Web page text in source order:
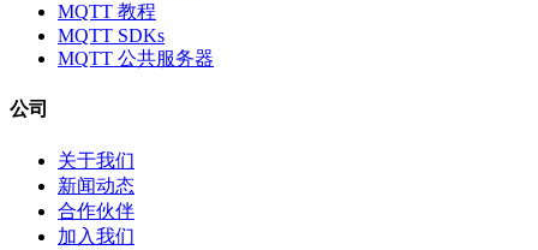
MQTT 教程
MQTT SDKs
MQTT 公共服务器
公司
关于我们
新闻动态
合作伙伴
加入我们